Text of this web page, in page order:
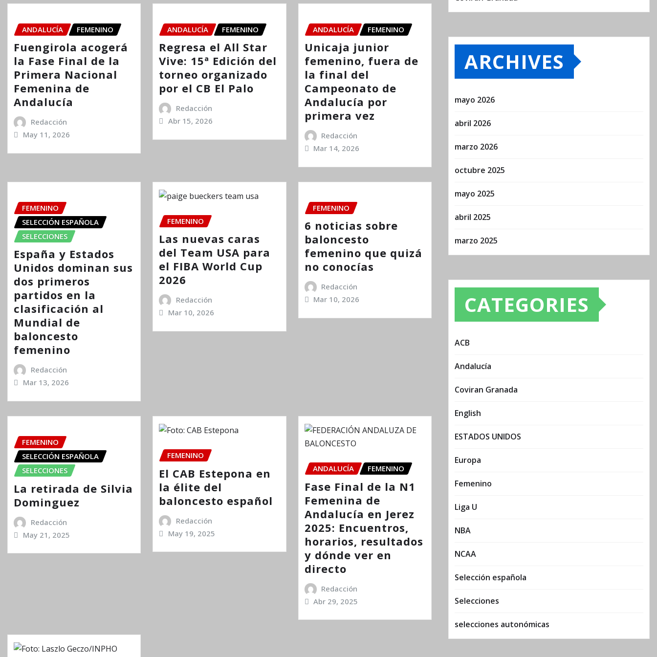
ANDALUCÍA FEMENINO
Fuengirola acogerá
la Fase Final de la
Primera Nacional
Femenina de
Andalucía
Redacción
May 11, 2026
ANDALUCÍA FEMENINO
Regresa el All Star
Vive: 15ª Edición del
torneo organizado
por el CB El Palo
Redacción
Abr 15, 2026
ANDALUCÍA FEMENINO
Unicaja junior
femenino, fuera de
la final del
Campeonato de
Andalucía por
primera vez
Redacción
Mar 14, 2026
FEMENINO
SELECCIÓN ESPAÑOLA
SELECCIONES
España y Estados
Unidos dominan sus
dos primeros
partidos en la
clasificación al
Mundial de
baloncesto
femenino
Redacción
Mar 13, 2026
FEMENINO
Las nuevas caras
del Team USA para
el FIBA World Cup
2026
Redacción
Mar 10, 2026
FEMENINO
6 noticias sobre
baloncesto
femenino que quizá
no conocías
Redacción
Mar 10, 2026
FEMENINO
SELECCIÓN ESPAÑOLA
SELECCIONES
La retirada de Silvia
Dominguez
Redacción
May 21, 2025
FEMENINO
El CAB Estepona en
la élite del
baloncesto español
Redacción
May 19, 2025
ANDALUCÍA FEMENINO
Fase Final de la N1
Femenina de
Andalucía en Jerez
2025: Encuentros,
horarios, resultados
y dónde ver en
directo
Redacción
Abr 29, 2025
ARCHIVES
mayo 2026
abril 2026
marzo 2026
octubre 2025
mayo 2025
abril 2025
marzo 2025
CATEGORIES
ACB
Andalucía
Coviran Granada
English
ESTADOS UNIDOS
Europa
Femenino
Liga U
NBA
NCAA
Selección española
Selecciones
selecciones autonómicas